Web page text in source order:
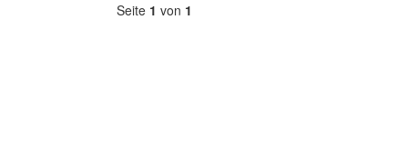
Seite 1 von 1